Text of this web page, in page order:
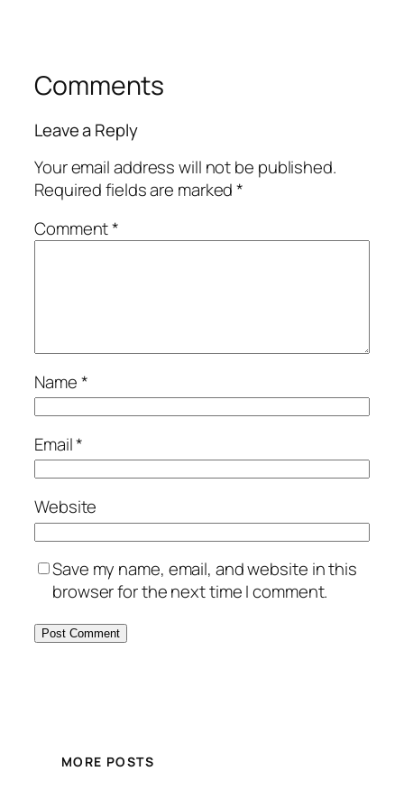
Comments
Leave a Reply
Your email address will not be published.
Required fields are marked*
Comment*
Name*
Email*
Website
Save my name, email, and website in this
browser for the next time I comment.
MORE POSTS